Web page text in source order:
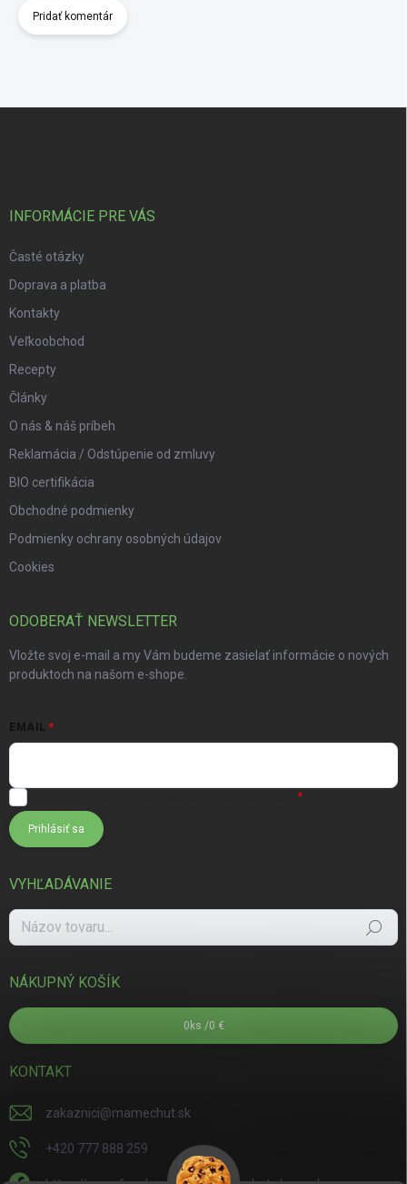
Pridať komentár
INFORMÁCIE PRE VÁS
Časté otázky
Doprava a platba
Kontakty
Veľkoobchod
Recepty
Články
O nás & náš príbeh
Reklamácia / Odstúpenie od zmluvy
BIO certifikácia
Obchodné podmienky
Podmienky ochrany osobných údajov
Cookies
ODOBERAŤ NEWSLETTER
Vložte svoj e-mail a my Vám budeme zasielať informácie o nových
produktoch na našom e-shope.
EMAIL
Prihlásiť sa
VYHĽADÁVANIE
Hľadať
NÁKUPNÝ KOŠÍK
0 ks /0 €
KONTAKT
zakaznici@mamechut.sk
+420 777 888 259